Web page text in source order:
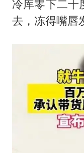
冷库零下二十
去，冻得嘴唇